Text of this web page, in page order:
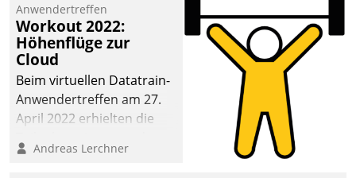
Mammutprojekte
meistern und Workloads
wuppen – bei zunehmend
anspruchsvollen
Aufgaben und
abnehmendem
Anwendertreffen
Workout 2022:
Höhenflüge zur
Cloud
Beim virtuellen Datatrain-
Anwendertreffen am 27.
April 2022 erhielten die
Teilnehmer kurzweilige
Andreas Lerchner